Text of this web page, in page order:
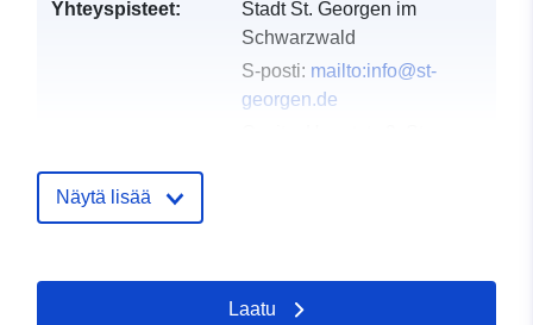
Yhteyspisteet:
Stadt St. Georgen im
Schwarzwald
S-posti: mailto:info@st-
georgen.de
Lisätty dataan.europa.eu:
Näytä lisää
Laatu